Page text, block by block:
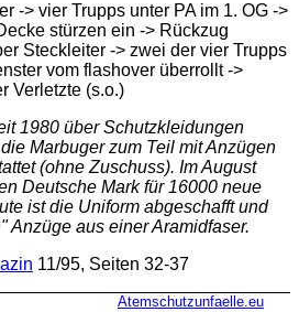
-> vier Trupps unter PA im 1. OG ->
stürzen ein -> Rückzug
Steckleiter -> zwei der vier Trupps
vom flashover überrollt ->
Verletzte (s.o.)
1980 über Schutzkleidungen
Marbuger zum Teil mit Anzügen
(ohne Zuschuss). Im August
Deutsche Mark für 16000 neue
ist die Uniform abgeschafft und
Anzüge aus einer Aramidfaser.
11/95, Seiten 32-37
Atemschutzunfaelle.eu